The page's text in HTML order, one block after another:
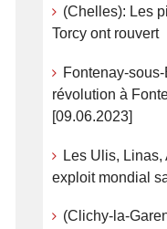
(Chelles): Les
Torcy ont rouvert
Fontenay-
révolution à
[09.06.2023]
Les Ulis,
exploit mondial
(Clichy-la-